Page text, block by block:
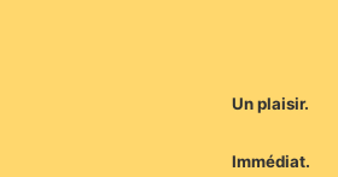
Un plaisir.
Immédiat.